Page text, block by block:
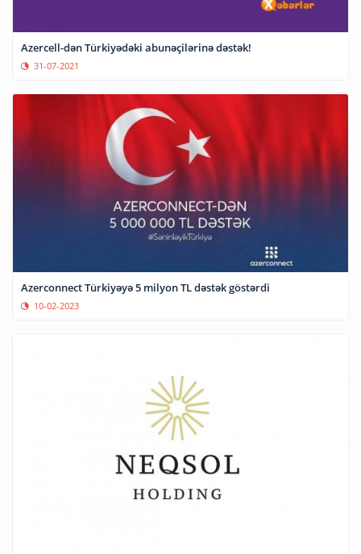
Azercell-dən Türkiyədəki abunəçilərinə dəstək!
31-07-2021
Azerconnect Türkiyəyə 5 milyon TL dəstək göstərdi
10-02-2023